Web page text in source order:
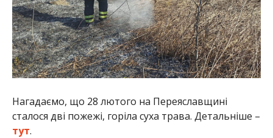
Нагадаємо, що 28 лютого на Переяславщині
сталося дві пожежі, горіла суха трава. Детальніше –
тут.